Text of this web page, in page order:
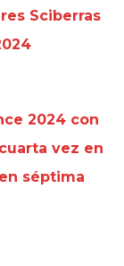
Sciberras
2024 con
vez en
séptima